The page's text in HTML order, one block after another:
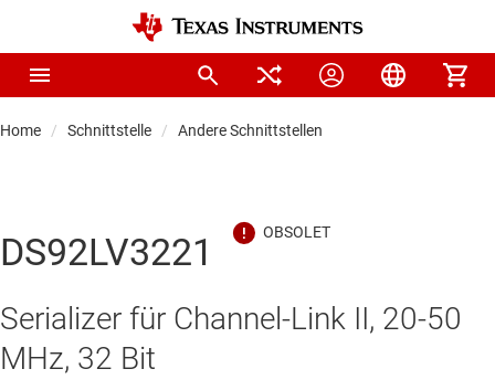
Home Schnittstelle Andere Schnittstellen
DS92LV3221
Serializer für Channel-Link II, 20-50
MHz, 32 Bit